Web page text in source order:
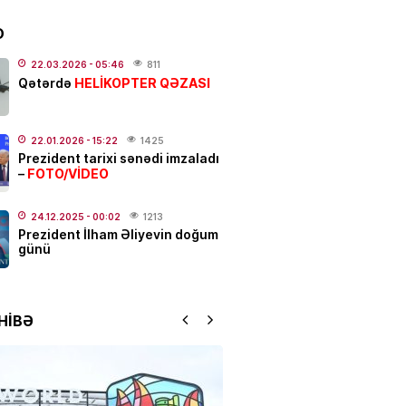
direktor müavini
üzrə müsabiqə qalibləri
- 18:46
22.03.2026 - 05:46 811
Qətərdə HELİKOPTER QƏZASI
22.01.2026 - 15:22 1425
Prezident tarixi sənədi imzaladı
– FOTO/VİDEO
24.12.2025 - 00:02 1213
Prezident İlham Əliyevin doğum
günü